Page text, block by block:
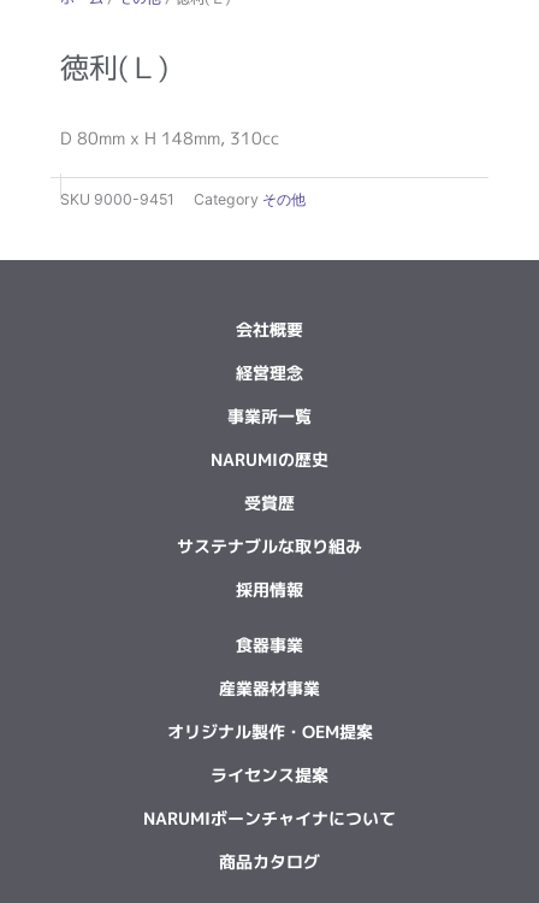
徳利(Ｌ)
D 80mm x H 148mm, 310cc
SKU 9000-9451 Category その他
会社概要
経営理念
事業所一覧
NARUMIの歴史
受賞歴
サステナブルな取り組み
採用情報
食器事業
産業器材事業
オリジナル製作・OEM提案
ライセンス提案
NARUMIボーンチャイナについて
商品カタログ